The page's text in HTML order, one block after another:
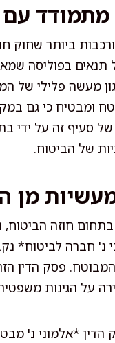
מתמודד
ביותר שחוק
על תנאים בפוליסה
מעשה פלילי של
ומבטיח כי גם
סעיף זה על ידי
של הביטוח.
מן
חוזה
נ' חברה לביטוח*
המבוטח. פסק הדין
על הגינות
*אלמוני נ'